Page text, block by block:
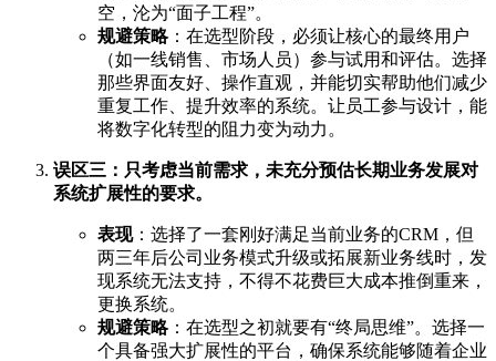
空，沦为“面子工程”。
规避策略：在选型阶段，必须让核心的最终用户
（如一线销售、市场人员）参与试用和评估。选择
那些界面友好、操作直观，并能切实帮助他们减少
重复工作、提升效率的系统。让员工参与设计，能
将数字化转型的阻力变为动力。
误区三：只考虑当前需求，未充分预估长期业务发展对
系统扩展性的要求。
表现：选择了一套刚好满足当前业务的CRM，但
两三年后公司业务模式升级或拓展新业务线时，发
现系统无法支持，不得不花费巨大成本推倒重来，
更换系统。
规避策略：在选型之初就要有“终局思维”。选择一
个具备强大扩展性的平台，确保系统能够随着企业